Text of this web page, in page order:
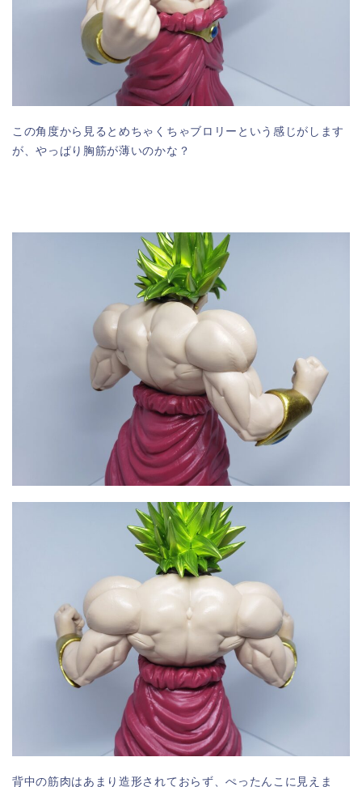
この角度から見るとめちゃくちゃブロリーという感じがします
が、やっぱり胸筋が薄いのかな？
背中の筋肉はあまり造形されておらず、ぺったんこに見えま